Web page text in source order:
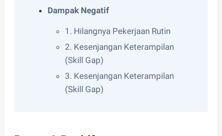
Dampak Negatif
1. Hilangnya Pekerjaan Rutin
2. Kesenjangan Keterampilan
(Skill Gap)
3. Kesenjangan Keterampilan
(Skill Gap)